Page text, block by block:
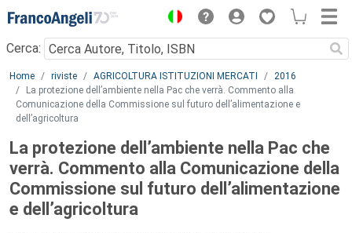
Menu
Cerca:
Main content
Home riviste AGRICOLTURA ISTITUZIONI MERCATI
2016
La protezione dell’ambiente nella Pac che verrà. Commento alla
Comunicazione della Commissione sul futuro dell’alimentazione e
dell’agricoltura
La protezione dell’ambiente nella Pac che
verrà. Commento alla Comunicazione della
Commissione sul futuro dell’alimentazione
e dell’agricoltura